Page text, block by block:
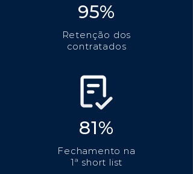
95%
Retenção dos
contratados
81%
Fechamento na
1ª short list